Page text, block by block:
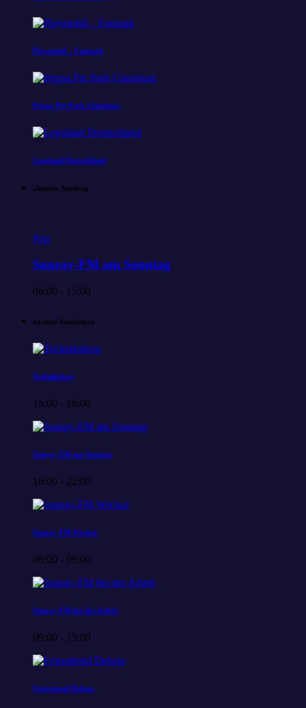
Playmobil – Funpark
Peppa Pig Park Günzburg
Legoland Deutschland
aktuelle Sendung
Pop
Sunray-FM am Sonntag
06:00 - 15:00
nächste Sendungen
Technikshow
15:00 - 16:00
Sunray-FM am Sonntag
16:00 - 22:00
Sunray-FM Wecker
06:00 - 09:00
Sunray-FM bei der Arbeit
09:00 - 15:00
Feierabend Deluxe